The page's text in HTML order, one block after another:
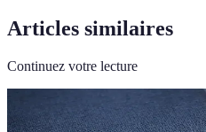
Articles similaires
Continuez votre lecture